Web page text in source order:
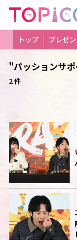
トップ プレゼン
"パッションサ
2 件